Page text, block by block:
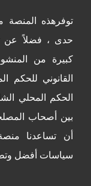
توفرهذه
حدى ، فضلاً عن
كبيرة من
القانوني للحكم
الحكم المحلي
بين أصحاب
أن تساعدنا
سياسات أفضل